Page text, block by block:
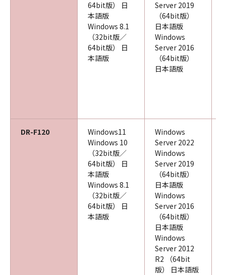
64bit版） 日
本語版
Windows 8.1
（32bit版／
64bit版） 日
本語版
Server 2019
（64bit版）
日本語版
Windows
Server 2016
（64bit版）
日本語版
DR-F120
Windows11
Windows 10
（32bit版／
64bit版） 日
本語版
Windows 8.1
（32bit版／
64bit版） 日
本語版
Windows
Server 2022
Windows
Server 2019
（64bit版）
日本語版
Windows
Server 2016
（64bit版）
日本語版
Windows
Server 2012
R2 （64bit
版） 日本語版